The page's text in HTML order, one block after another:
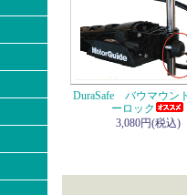
DuraSafe バウマウン
ーロック
3,080円(税込)